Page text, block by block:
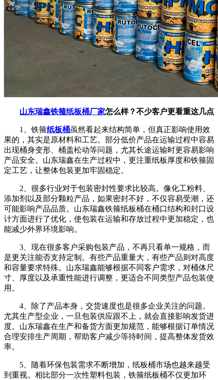
山东瑞鑫铁箍纸板桶厂家怎么样？不少客户更看重这几点
1、铁箍纸板桶虽然看起来结构简单，但真正影响使用效
果的，其实是原材料和工艺。部分低价产品在运输过程中容易
出现桶身变形、桶盖松动等问题，尤其长途运输时更容易影响
产品安全。山东瑞鑫在生产过程中，更注重纸板厚度和铁箍固
定工艺，让整体包装更加牢固稳定。
2、很多行业对于包装密封性要求比较高。像化工粉料、
添加剂以及部分颗粒产品，如果密封不好，不仅容易受潮，还
可能影响产品品质。山东瑞鑫铁箍纸板桶在桶口结构和封口设
计方面进行了优化，使包装在运输和存放过程中更加稳定，也
能减少外界环境影响。
3、现在很多客户采购包装产品，不再只看单一规格，而
是更关注能否支持定制。有些产品重量大，有些产品则对高度
和容量要求特殊。山东瑞鑫能够根据不同客户需求，对桶体尺
寸、厚度以及承重性能进行调整，更适合不同类型产品包装使
用。
4、除了产品本身，交货速度也是很多企业关注的问题。
尤其生产型企业，一旦包装供应跟不上，就会直接影响发货进
度。山东瑞鑫在生产和备货方面更加规范，能够根据订单情况
合理安排生产周期，帮助客户减少等待时间，提高整体发货效
率。
5、随着环保包装需求不断增加，纸板桶市场也越来越受
到重视。相比部分一次性塑料包装，铁箍纸板桶不仅更加环